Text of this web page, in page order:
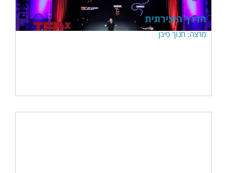
הדרך היצירתית
מרצה: חנוך פיבן